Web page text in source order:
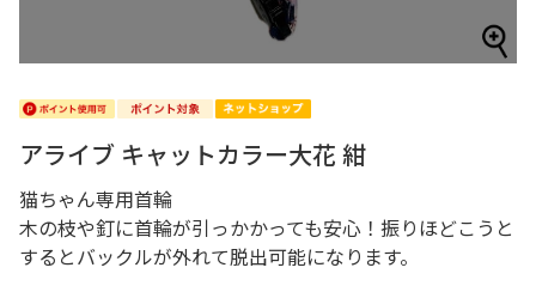
アライブ キャットカラー大花 紺
猫ちゃん専用首輪
木の枝や釘に首輪が引っかかっても安心！振りほどこうと
するとバックルが外れて脱出可能になります。